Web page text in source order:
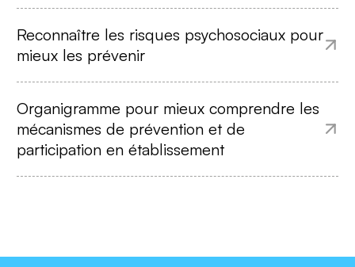
Reconnaître les risques psychosociaux pour
mieux les prévenir
Organigramme pour mieux comprendre les
mécanismes de prévention et de
participation en établissement